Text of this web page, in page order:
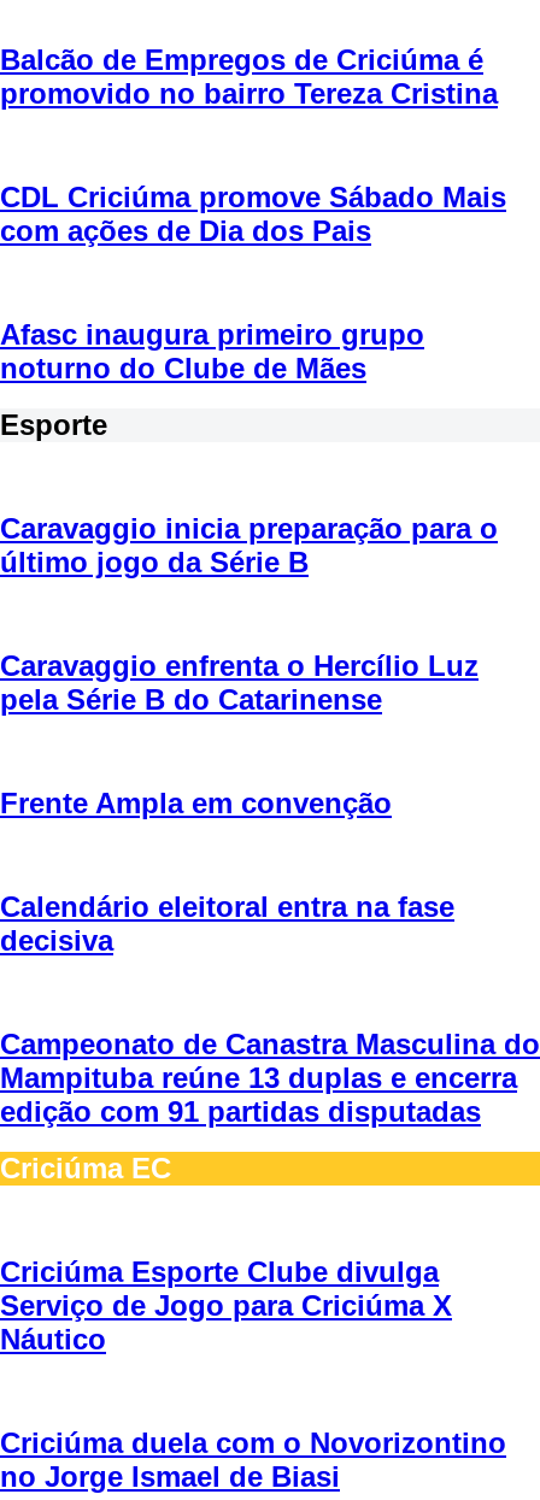
Balcão de Empregos de Criciúma é
promovido no bairro Tereza Cristina
CDL Criciúma promove Sábado Mais
com ações de Dia dos Pais
Afasc inaugura primeiro grupo
noturno do Clube de Mães
Esporte
Caravaggio inicia preparação para o
último jogo da Série B
Caravaggio enfrenta o Hercílio Luz
pela Série B do Catarinense
Frente Ampla em convenção
Calendário eleitoral entra na fase
decisiva
Campeonato de Canastra Masculina do
Mampituba reúne 13 duplas e encerra
edição com 91 partidas disputadas
Criciúma EC
Criciúma Esporte Clube divulga
Serviço de Jogo para Criciúma X
Náutico
Criciúma duela com o Novorizontino
no Jorge Ismael de Biasi